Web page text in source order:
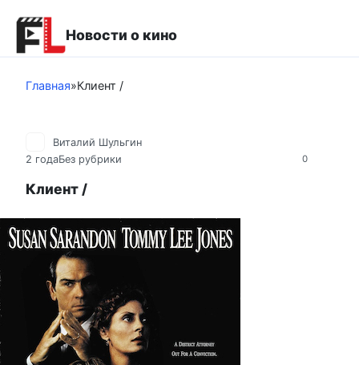
контенту
Новости о кино
Главная»Клиент /
0
Виталий Шульгин
2 годаБез рубрики
Клиент /